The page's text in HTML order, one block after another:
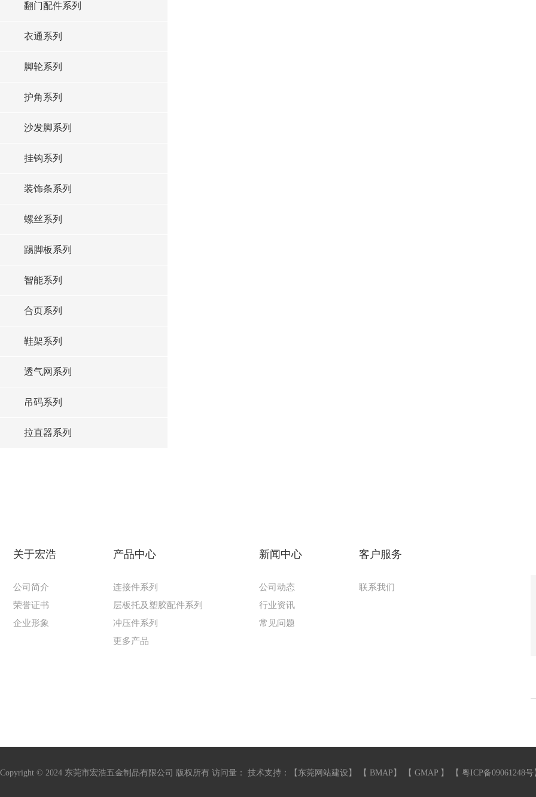
翻门配件系列
衣通系列
脚轮系列
护角系列
沙发脚系列
挂钩系列
装饰条系列
螺丝系列
踢脚板系列
智能系列
合页系列
鞋架系列
透气网系列
吊码系列
拉直器系列
关于宏浩
公司简介
荣誉证书
企业形象
产品中心
连接件系列
层板托及塑胶配件系列
冲压件系列
更多产品
新闻中心
公司动态
行业资讯
常见问题
客户服务
联系我们
Copyright © 2024 东莞市宏浩五金制品有限公司 版权所有 访问量： 技术支持：【 东莞网站建设 】 【 BMAP 】 【 GMAP 】 【 粤ICP备09061248号